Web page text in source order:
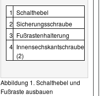
1 Schalthebel
2 Sicherungsschraube
3 Fußrastenhalterung
4 Innensechskantschraube
(2)
Abbildung 1. Schalthebel und
Fußraste ausbauen